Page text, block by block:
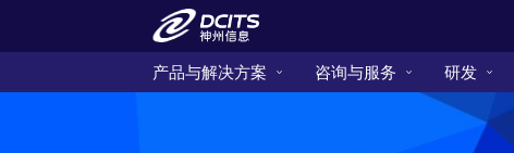
产品与解决方案 咨询与服务 研发